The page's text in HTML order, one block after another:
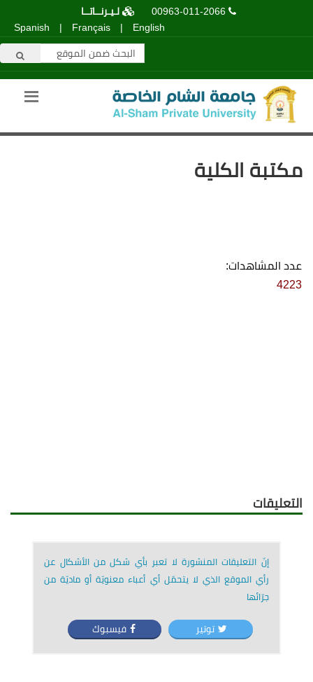
00963-011-2066
لـيـرنــاتــا
English
|
Français
|
Spanish
مكتبة الكلية
عدد المشاهدات:
4223
التعليقات
إنّ التعليقات المنشورة لا تعبر بأي شكل من الأشكال عن
رأي الموقع الذي لا يتحمّل أي أعباء معنويّة أو ماديّة من
جرّائها
توتير فيسبوك